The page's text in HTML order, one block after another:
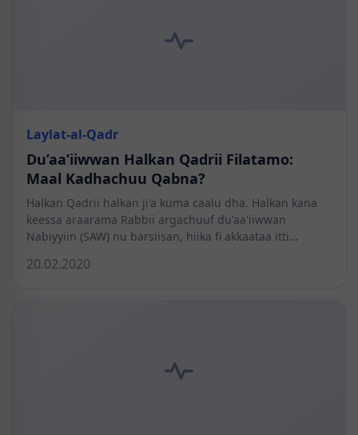
Laylat-al-Qadr
Du’aa’iiwwan Halkan Qadrii Filatamo:
Maal Kadhachuu Qabna?
Halkan Qadrii halkan ji'a kuma caalu dha. Halkan kana
keessa araarama Rabbii argachuuf du'aa'iiwwan
Nabiyyiin (SAW) nu barsiisan, hiika fi akkaataa itti…
20.02.2020